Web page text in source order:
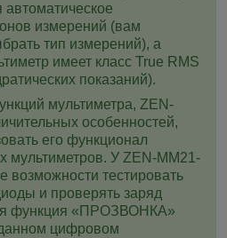
автоматическое
измерений (вам
тип измерений), а
имеет класс True RMS
показаний).
мультиметра, ZEN-
особенностей,
его функционал
мультиметров. У ZEN-MM21-
возможности тестировать
и проверять заряд
функция «ПРОЗВОНКА»
данном цифровом